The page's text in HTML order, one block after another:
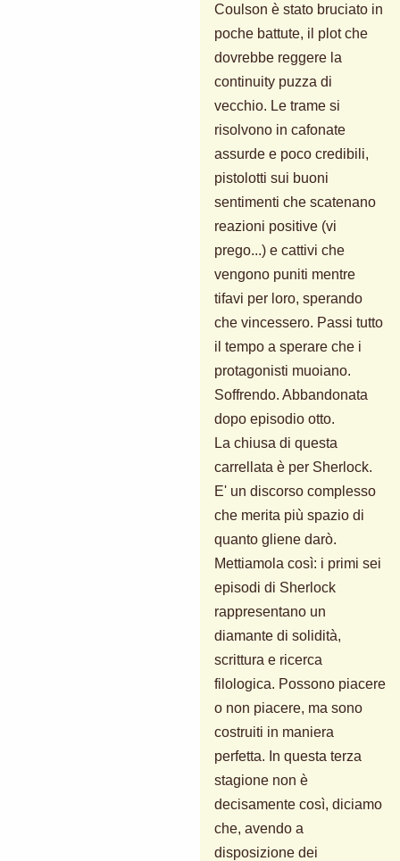
Coulson è stato bruciato in
poche battute, il plot che
dovrebbe reggere la
continuity puzza di
vecchio. Le trame si
risolvono in cafonate
assurde e poco credibili,
pistolotti sui buoni
sentimenti che scatenano
reazioni positive (vi
prego...) e cattivi che
vengono puniti mentre
tifavi per loro, sperando
che vincessero. Passi tutto
il tempo a sperare che i
protagonisti muoiano.
Soffrendo. Abbandonata
dopo episodio otto.
La chiusa di questa
carrellata è per Sherlock.
E' un discorso complesso
che merita più spazio di
quanto gliene darò.
Mettiamola così: i primi sei
episodi di Sherlock
rappresentano un
diamante di solidità,
scrittura e ricerca
filologica. Possono piacere
o non piacere, ma sono
costruiti in maniera
perfetta. In questa terza
stagione non è
decisamente così, diciamo
che, avendo a
disposizione dei